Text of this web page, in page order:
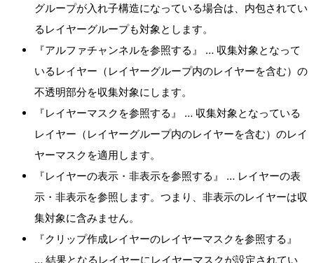
グループが入れ子構造になっている場合は、内包されてい
るレイヤーグループも対象とします。
『アルファチャンネルを参照する』 … 収集対象となって
いるレイヤー（レイヤーグループ内のレイヤーを含む）の
不透明部分を収集対象にします。
『レイヤーマスクを参照する』 … 収集対象となっている
レイヤー（レイヤーグループ内のレイヤーを含む）のレイ
ヤーマスクを適用します。
『レイヤーの表示・非表示を参照する』 … レイヤーの表
示・非表示を参照します。つまり、非表示のレイヤーは収
集対象に含みません。
『クリップ作成レイヤーのレイヤーマスクを参照する』
… 結果となるレイヤーにレイヤーマスクが設定されてい